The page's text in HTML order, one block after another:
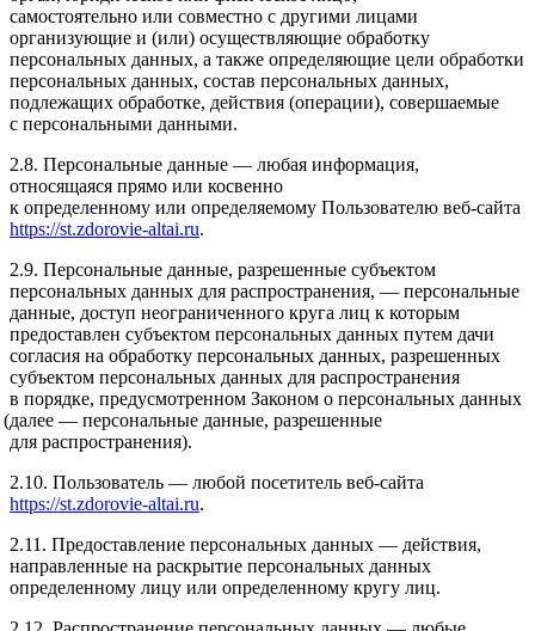
самостоятельно или совместно с другими лицами
организующие и (или) осуществляющие обработку
персональных данных, а также определяющие цели обработки
персональных данных, состав персональных данных,
подлежащих обработке, действия (операции), совершаемые
с персональными данными.
2.8. Персональные данные — любая информация,
относящаяся прямо или косвенно
к определенному или определяемому Пользователю веб-сайта
https://st.zdorovie-altai.ru.
2.9. Персональные данные, разрешенные субъектом
персональных данных для распространения, — персональные
данные, доступ неограниченного круга лиц к которым
предоставлен субъектом персональных данных путем дачи
согласия на обработку персональных данных, разрешенных
субъектом персональных данных для распространения
в порядке, предусмотренном Законом о персональных данных
(далее — персональные данные, разрешенные
для распространения).
2.10. Пользователь — любой посетитель веб-сайта
https://st.zdorovie-altai.ru.
2.11. Предоставление персональных данных — действия,
направленные на раскрытие персональных данных
определенному лицу или определенному кругу лиц.